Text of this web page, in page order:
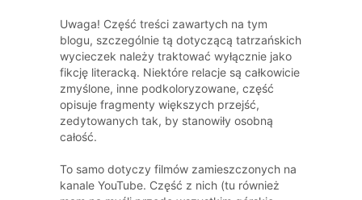
Uwaga! Część treści zawartych na tym
blogu, szczególnie tą dotyczącą tatrzańskich
wycieczek należy traktować wyłącznie jako
fikcję literacką. Niektóre relacje są całkowicie
zmyślone, inne podkoloryzowane, część
opisuje fragmenty większych przejść,
zedytowanych tak, by stanowiły osobną
całość.
To samo dotyczy filmów zamieszczonych na
kanale YouTube. Część z nich (tu również